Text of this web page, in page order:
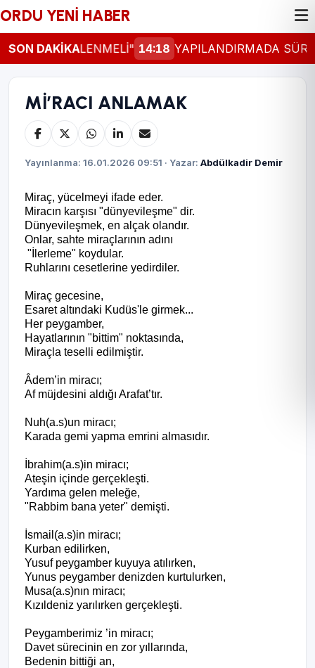
ORDU YENİ HABER
SON DAKİKA
GÜNCELLENMELİ" 14:18 YAPILANDIRMADA SÜRE
Mİ’RACI ANLAMAK
Yayınlanma: 16.01.2026 09:51 · Yazar: Abdülkadir Demir
Miraç, yücelmeyi ifade eder.
Miracın karşısı "dünyevileşme" dir.
Dünyevileşmek, en alçak olandır.
Onlar, sahte miraçlarının adını
"İlerleme" koydular.
Ruhlarını cesetlerine yedirdiler.
Miraç gecesine,
Esaret altındaki Kudüs'le girmek...
Her peygamber,
Hayatlarının "bittim" noktasında,
Miraçla teselli edilmiştir.
Âdem’in miracı;
Af müjdesini aldığı Arafat’tır.
Nuh(a.s)un miracı;
Karada gemi yapma emrini almasıdır.
İbrahim(a.s)in miracı;
Ateşin içinde gerçekleşti.
Yardıma gelen meleğe,
"Rabbim bana yeter" demişti.
İsmail(a.s)in miracı;
Kurban edilirken,
Yusuf peygamber kuyuya atılırken,
Yunus peygamber denizden kurtulurken,
Musa(a.s)nın miracı;
Kızıldeniz yarılırken gerçekleşti.
Peygamberimiz ’in miracı;
Davet sürecinin en zor yıllarında,
Bedenin bittiği an,